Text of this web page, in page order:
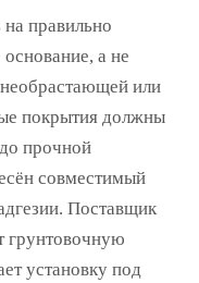
правильно
а не
или
покрытия должны
прочной
совместимый
Поставщик
грунтовочную
установку под